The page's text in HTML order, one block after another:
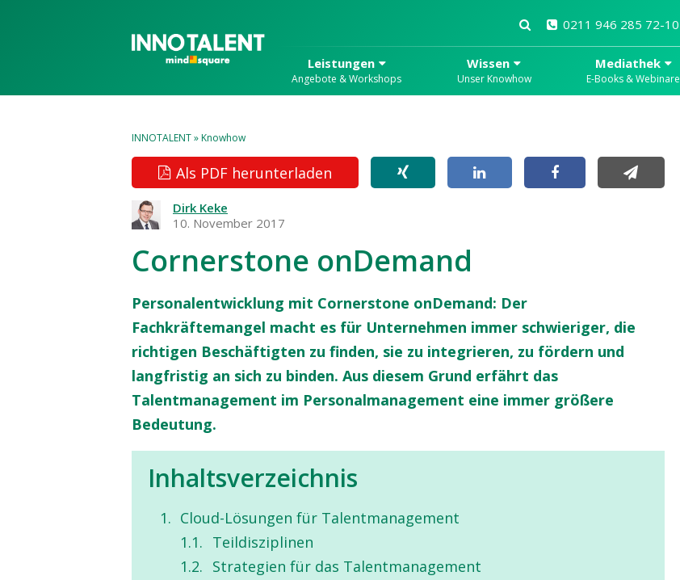
0211 946 285 72-10
Leistungen
Angebote & Workshops
Wissen
Unser Knowhow
Mediathek
E-Books & Webinare
INNOTALENT»Knowhow
Als PDF herunterladen
Dirk Keke
10. November 2017
Cornerstone onDemand
Personalentwicklung mit Cornerstone onDemand: Der
Fachkräftemangel macht es für Unternehmen immer schwieriger, die
richtigen Beschäftigten zu finden, sie zu integrieren, zu fördern und
langfristig an sich zu binden. Aus diesem Grund erfährt das
Talentmanagement im Personalmanagement eine immer größere
Bedeutung.
Inhaltsverzeichnis
Cloud-Lösungen für Talentmanagement
Teildisziplinen
Strategien für das Talentmanagement